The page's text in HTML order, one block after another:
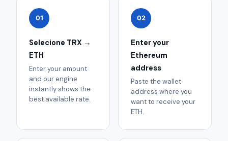
01
Selecione TRX →
ETH
Enter your amount
and our engine
instantly shows the
best available rate.
02
Enter your
Ethereum
address
Paste the wallet
address where you
want to receive your
ETH.